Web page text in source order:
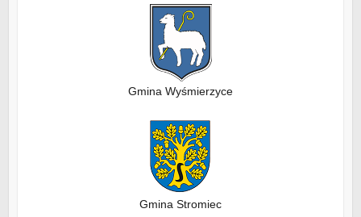
Gmina Wyśmierzyce
Gmina Stromiec